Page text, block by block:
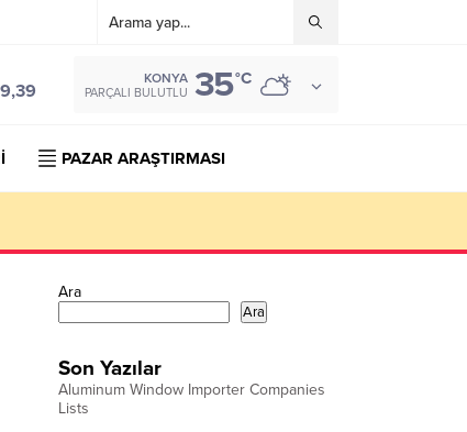
KONYA
PARÇALI BULUTLU 35°C
PAZAR ARAŞTIRMASI
Ara
Ara
Son Yazılar
Aluminum Window Importer Companies
Lists